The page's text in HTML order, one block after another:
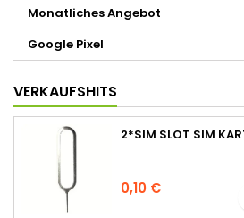
Monatliches Angebot
Google Pixel
VERKAUFSHITS
0,10 €